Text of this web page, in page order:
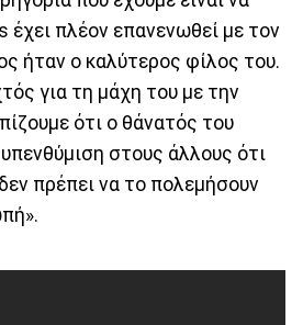
έχει πλέον επανενωθεί με τον
ήταν ο καλύτερος φίλος του.
για τη μάχη του με την
ότι ο θάνατός του
υπενθύμιση στους άλλους ότι
δεν πρέπει να το πολεμήσουν